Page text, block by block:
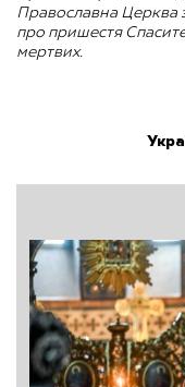
Православна Церква
про пришестя
мертвих.